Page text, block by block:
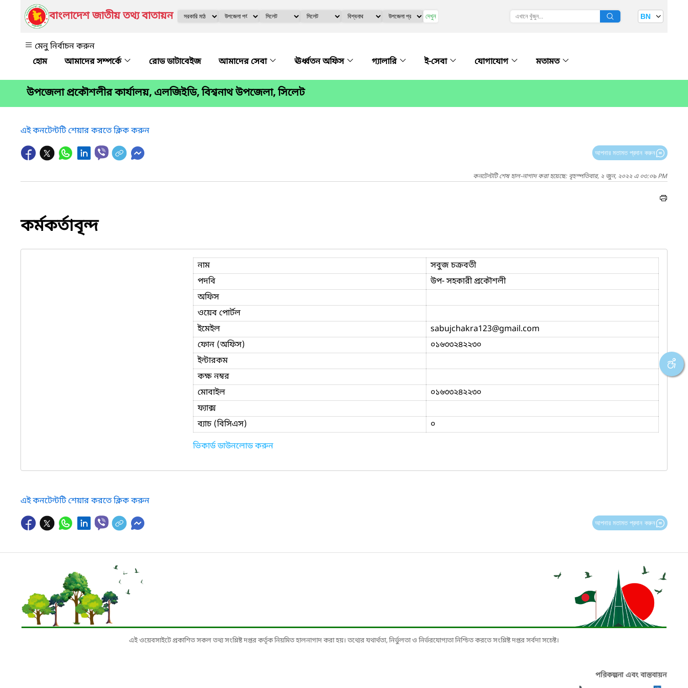
বাংলাদেশ জাতীয় তথ্য বাতায়ন দেখুন BN
মেনু নির্বাচন করুন
আমাদের সম্পর্কে
রোড ডাটাবেইজ আমাদের সেবা ঊর্ধ্বতন অফিস গ্যালারি ই-সেবা যোগাযোগ মতামত
উপজেলা প্রকৌশলীর কার্যালয়, এলজিইডি, বিশ্বনাথ উপজেলা, সিলেট
এই কনটেন্টটি শেয়ার করতে ক্লিক করুন
আপনার মতামত প্রদান করুন
কনটেন্টটি শেষ হাল-নাগাদ করা হয়েছে: বৃহস্পতিবার, ২ জুন, ২০২২ এ ০৩:০৯ PM
কর্মকর্তাবৃন্দ
নাম
সবুজ চক্রবতী
পদবি
উপ- সহকারী প্রকৌশলী
অফিস
ওয়েব পোর্টল
ইমেইল
sabujchakra123@gmail.com
ফোন (অফিস)
০১৬৩৩২৪২২৩০
ইন্টারকম
কক্ষ নম্বর
মোবাইল
০১৬৩৩২৪২২৩০
ফ্যাক্স
ব্যাচ (বিসিএস)
০
ভিকার্ড ডাউনলোড করুন
এই কনটেন্টটি শেয়ার করতে ক্লিক করুন
আপনার মতামত প্রদান করুন
এই ওয়েবসাইটে প্রকাশিত সকল তথ্য সংশ্লিষ্ট দপ্তর কর্তৃক নিয়মিত হালনাগাদ করা হয়। তথ্যের যথার্থতা, নির্ভুলতা ও নির্ভরযোগ্যতা নিশ্চিত করতে সংশ্লিষ্ট দপ্তর সর্বদা সচেষ্ট।
পরিকল্পনা এবং বাস্তবায়ন